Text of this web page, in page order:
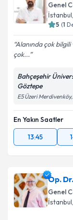
Genel
İstanbul
5 (1
Alanında çok
çok...
Bahçeşehir
Göztepe
E5 Üzeri
En Yakın Saatler
13:45
Op.
Genel
İstanbul